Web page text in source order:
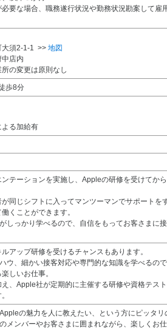
要な場合、職務遂行状況や勤務状況勘案して雇
大須2-1-1 >> 地図
店内
所の変更は原則なし
歩8分
る加給有
ンテーションを実施し、Appleの研修を受けてか
同じシフトに入ってマンツーマンでサポートを
くことができます。
しっかり学べるので、自信をもってお客さまに
アップ研修を受けるチャンスもあります。
ウ、細かい接客対応や専門的な知識を学べるの
しいお仕事。
、Apple社が定期的に主催する研修や資格テス
の魅力を人に教えたい、という方にピッタリ
メンバーやお客さまに囲まれながら、楽しくお